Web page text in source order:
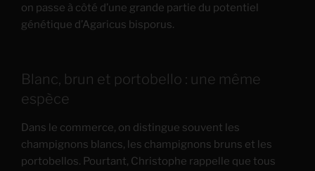
on passe à côté d’une grande partie du potentiel
génétique d’Agaricus bisporus.
Blanc, brun et portobello : une même
espèce
Dans le commerce, on distingue souvent les
champignons blancs, les champignons bruns et les
portobellos. Pourtant, Christophe rappelle que tous